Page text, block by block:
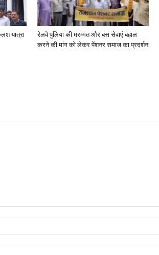
यात्रा
रेलवे पुलिया की मरम्मत और बस सेवाएं बहाल
करने की मांग को लेकर पेंशनर समाज का प्रदर्शन